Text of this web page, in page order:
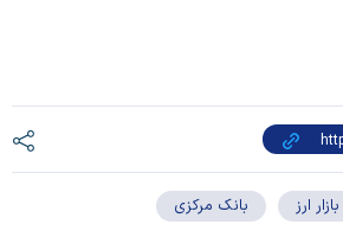
بازار ارز بانک مرکزی